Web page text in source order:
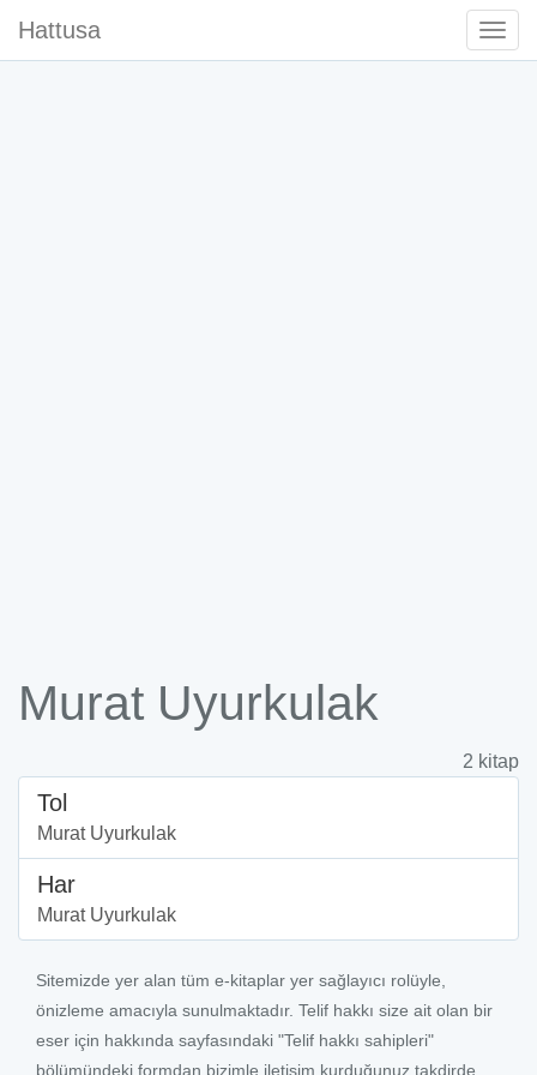
Hattusa
Murat Uyurkulak
2 kitap
Tol
Murat Uyurkulak
Har
Murat Uyurkulak
Sitemizde yer alan tüm e-kitaplar yer sağlayıcı rolüyle,
önizleme amacıyla sunulmaktadır. Telif hakkı size ait olan bir
eser için hakkında sayfasındaki "Telif hakkı sahipleri"
bölümündeki formdan bizimle iletişim kurduğunuz takdirde